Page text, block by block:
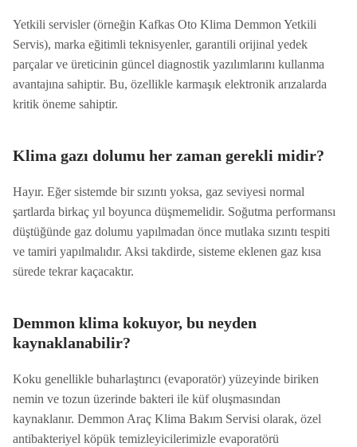
Yetkili servisler (örneğin Kafkas Oto Klima Demmon Yetkili
Servis), marka eğitimli teknisyenler, garantili orijinal yedek
parçalar ve üreticinin güncel diagnostik yazılımlarını kullanma
avantajına sahiptir. Bu, özellikle karmaşık elektronik arızalarda
kritik öneme sahiptir.
Klima gazı dolumu her zaman gerekli midir?
Hayır. Eğer sistemde bir sızıntı yoksa, gaz seviyesi normal
şartlarda birkaç yıl boyunca düşmemelidir. Soğutma performansı
düştüğünde gaz dolumu yapılmadan önce mutlaka sızıntı tespiti
ve tamiri yapılmalıdır. Aksi takdirde, sisteme eklenen gaz kısa
sürede tekrar kaçacaktır.
Demmon klima kokuyor, bu neyden
kaynaklanabilir?
Koku genellikle buharlaştırıcı (evaporatör) yüzeyinde biriken
nemin ve tozun üzerinde bakteri ile küf oluşmasından
kaynaklanır. Demmon Araç Klima Bakım Servisi olarak, özel
antibakteriyel köpük temizleyicilerimizle evaporatörü